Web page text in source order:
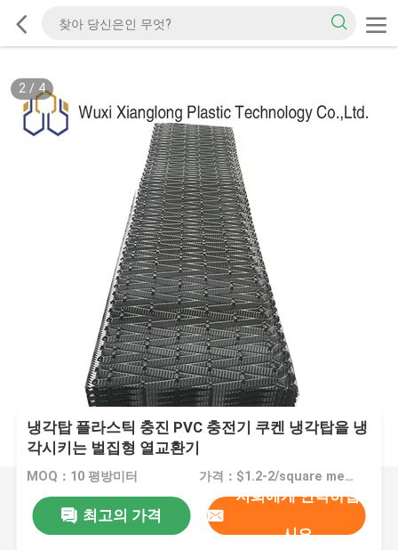
2/ 4
냉각탑 플라스틱 충진 PVC 충전기 쿠켄 냉각탑을 냉
각시키는 벌집형 열교환기
MOQ：10 평방미터 가격：$1.2-2/square meters
최고의 가격
저희에게 연락하십
시오